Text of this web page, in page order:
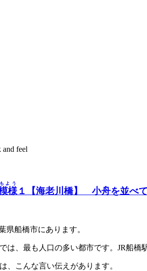
and feel
様
もよう
１【海老川橋】 小舟を並べ
県船橋市にあります。
は、最も人口の多い都市です。JR船
、こんな言い伝えがあります。